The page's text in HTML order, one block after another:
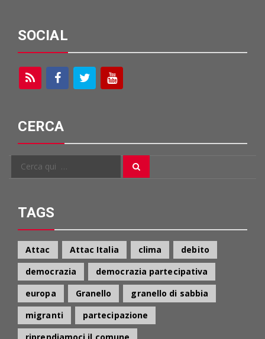
SOCIAL
CERCA
Cerca
TAGS
Attac Attac Italia clima
debito
democrazia
democrazia partecipativa
europa
Granello
granello di sabbia
migranti
partecipazione